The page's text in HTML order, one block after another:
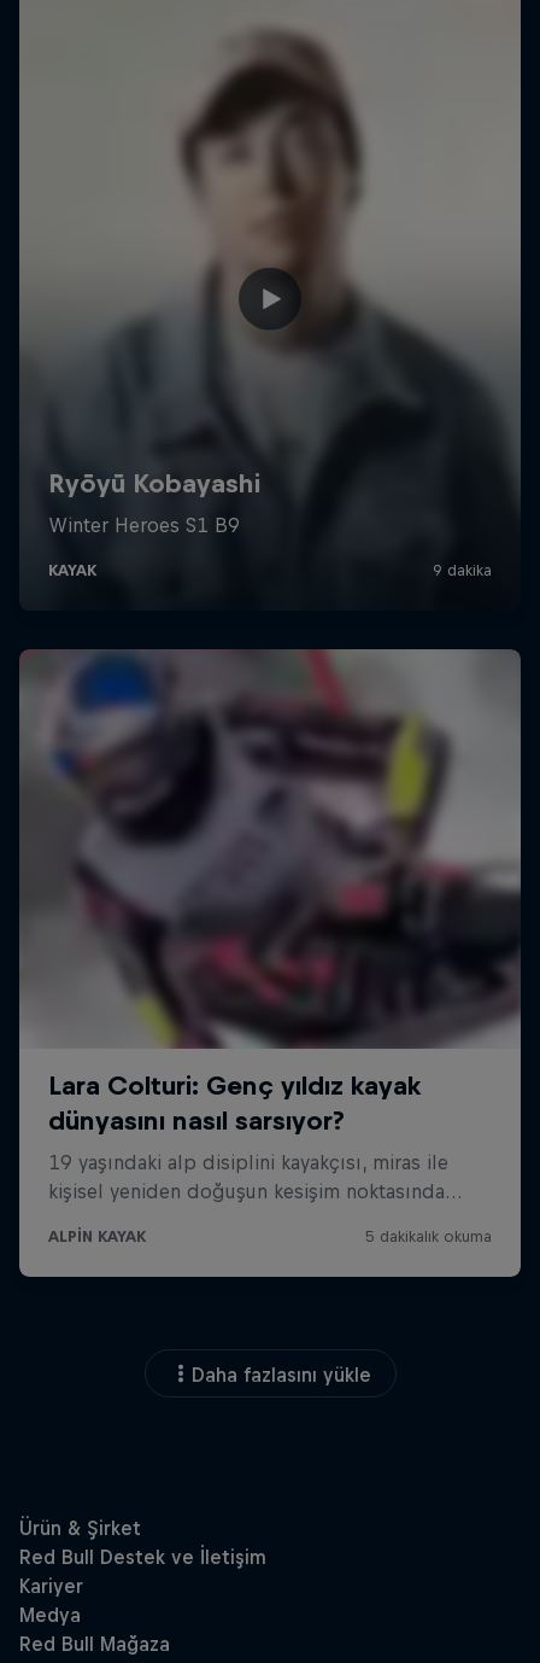
Daha fazlasını yükle